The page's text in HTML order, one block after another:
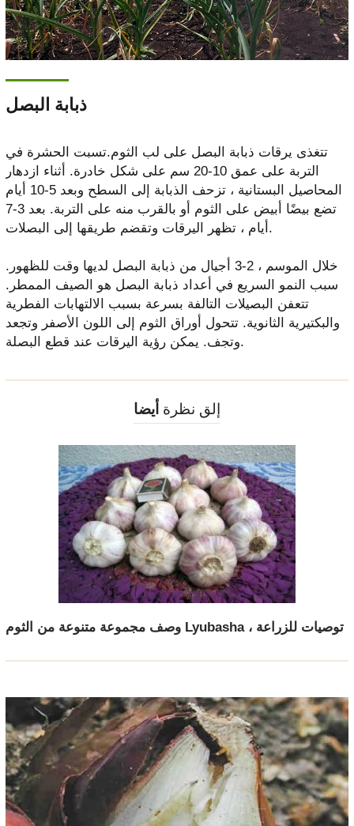
ذبابة البصل
تتغذى يرقات ذبابة البصل على لب الثوم.تسبت الحشرة في
التربة على عمق 10-20 سم على شكل خادرة. أثناء ازدهار
المحاصيل البستانية ، تزحف الذبابة إلى السطح وبعد 5-10 أيام
تضع بيضًا أبيض على الثوم أو بالقرب منه على التربة. بعد 3-7
أيام ، تظهر اليرقات وتقضم طريقها إلى البصلات.
خلال الموسم ، 2-3 أجيال من ذبابة البصل لديها وقت للظهور.
سبب النمو السريع في أعداد ذبابة البصل هو الصيف الممطر.
تتعفن البصيلات التالفة بسرعة بسبب الالتهابات الفطرية
والبكتيرية الثانوية. تتحول أوراق الثوم إلى اللون الأصفر وتجعد
وتجف. يمكن رؤية اليرقات عند قطع البصلة.
إلق نظرة أيضا
وصف مجموعة متنوعة من الثوم Lyubasha ، توصيات للزراعة